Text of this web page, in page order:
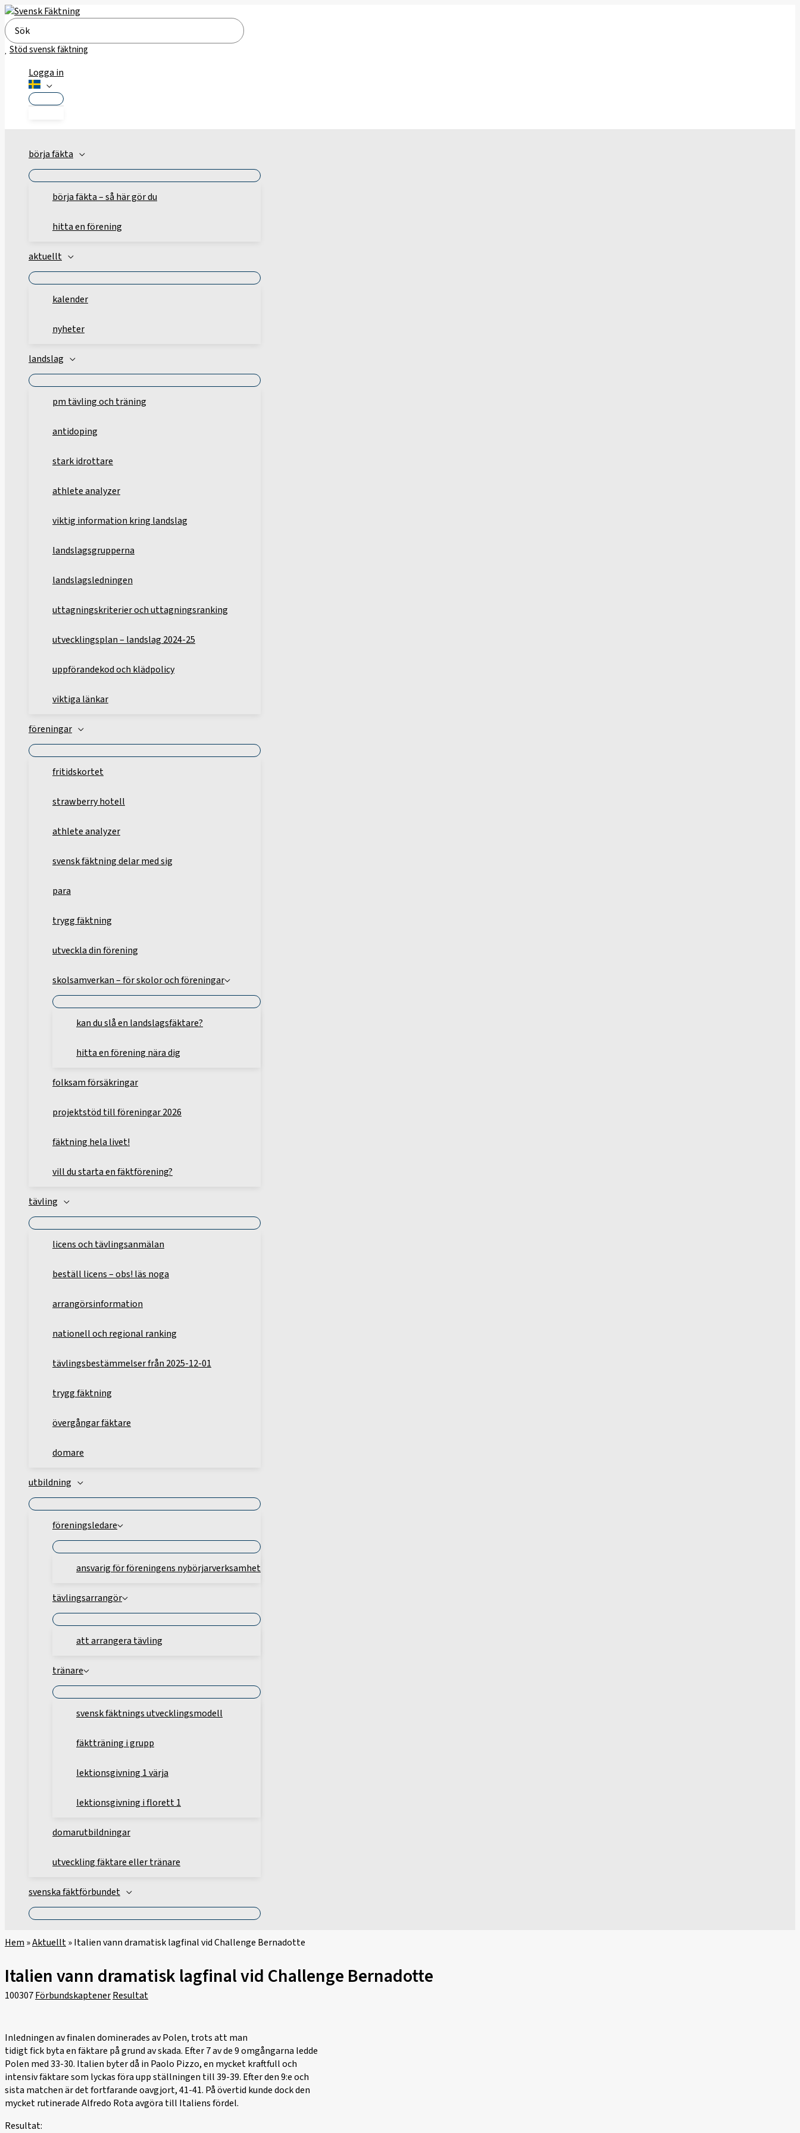
Hoppa
till
innehåll
Search
for:
Stöd svensk fäktning
Logga in
börja fäkta
börja fäkta – så här gör du
hitta en förening
aktuellt
kalender
nyheter
landslag
pm tävling och träning
antidoping
stark idrottare
athlete analyzer
viktig information kring landslag
landslagsgrupperna
landslagsledningen
uttagningskriterier och uttagningsranking
utvecklingsplan – landslag 2024-25
uppförandekod och klädpolicy
viktiga länkar
föreningar
fritidskortet
strawberry hotell
athlete analyzer
svensk fäktning delar med sig
para
trygg fäktning
utveckla din förening
skolsamverkan – för skolor och föreningar
kan du slå en landslagsfäktare?
hitta en förening nära dig
folksam försäkringar
projektstöd till föreningar 2026
fäktning hela livet!
vill du starta en fäktförening?
tävling
licens och tävlingsanmälan
beställ licens – obs! läs noga
arrangörsinformation
nationell och regional ranking
tävlingsbestämmelser från 2025-12-01
trygg fäktning
övergångar fäktare
domare
utbildning
föreningsledare
ansvarig för föreningens nybörjarverksamhet
tävlingsarrangör
att arrangera tävling
tränare
svensk fäktnings utvecklingsmodell
fäktträning i grupp
lektionsgivning 1 värja
lektionsgivning i florett 1
domarutbildningar
utveckling fäktare eller tränare
svenska fäktförbundet
Hem »Aktuellt»Italien vann dramatisk lagfinal vid Challenge Bernadotte
Italien vann dramatisk lagfinal vid Challenge Bernadotte
100307FörbundskaptenerResultat
Inledningen av finalen dominerades av Polen, trots att man
tidigt fick byta en fäktare på grund av skada. Efter 7 av de 9 omgångarna ledde
Polen med 33-30. Italien byter då in Paolo Pizzo, en mycket kraftfull och
intensiv fäktare som lyckas föra upp ställningen till 39-39. Efter den 9:e och
sista matchen är det fortfarande oavgjort, 41-41. På övertid kunde dock den
mycket rutinerade Alfredo Rota avgöra till Italiens fördel.
Resultat: